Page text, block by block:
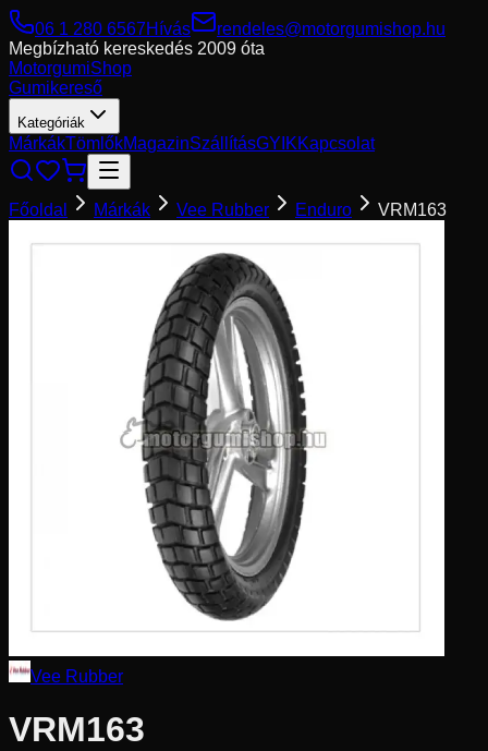
06 1 280 6567Hívás
rendeles@motorgumishop.hu
Megbízható kereskedés 2009 óta
MotorgumiShop
Gumikereső
Kategóriák
MárkákTömlőkMagazinSzállításGYIKKapcsolat
Főoldal Márkák Vee Rubber Enduro VRM163
Vee Rubber
VRM163